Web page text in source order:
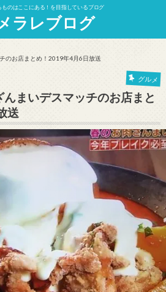
ものはここにある！を目指しているブログ
ラレブログ
のお店まとめ！2019年4月6日放送
グルメ
まいデスマッチのお店まと
送